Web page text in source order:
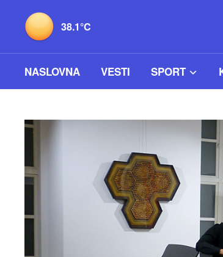
38.1°C
NASLOVNA VESTI SPORT